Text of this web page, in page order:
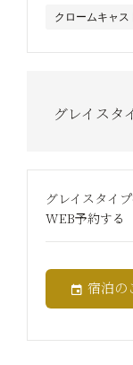
クロームキャス
グレイスタ
グレイスタイ
WEB予約する
宿泊の